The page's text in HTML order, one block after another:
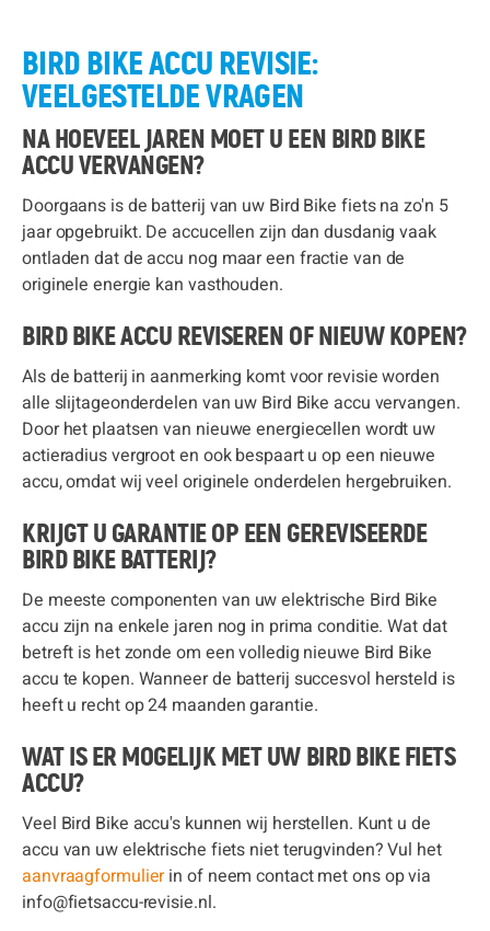
BIRD BIKE ACCU REVISIE:
VEELGESTELDE VRAGEN
NA HOEVEEL JAREN MOET U EEN BIRD BIKE
ACCU VERVANGEN?
Doorgaans is de batterij van uw Bird Bike fiets na zo'n 5
jaar opgebruikt. De accucellen zijn dan dusdanig vaak
ontladen dat de accu nog maar een fractie van de
originele energie kan vasthouden.
BIRD BIKE ACCU REVISEREN OF NIEUW KOPEN?
Als de batterij in aanmerking komt voor revisie worden
alle slijtageonderdelen van uw Bird Bike accu vervangen.
Door het plaatsen van nieuwe energiecellen wordt uw
actieradius vergroot en ook bespaart u op een nieuwe
accu, omdat wij veel originele onderdelen hergebruiken.
KRIJGT U GARANTIE OP EEN GEREVISEERDE
BIRD BIKE BATTERIJ?
De meeste componenten van uw elektrische Bird Bike
accu zijn na enkele jaren nog in prima conditie. Wat dat
betreft is het zonde om een volledig nieuwe Bird Bike
accu te kopen. Wanneer de batterij succesvol hersteld is
heeft u recht op 24 maanden garantie.
WAT IS ER MOGELIJK MET UW BIRD BIKE FIETS
ACCU?
Veel Bird Bike accu's kunnen wij herstellen. Kunt u de
accu van uw elektrische fiets niet terugvinden? Vul het
aanvraagformulierin of neem contact met ons op via
info@fietsaccu-revisie.nl.